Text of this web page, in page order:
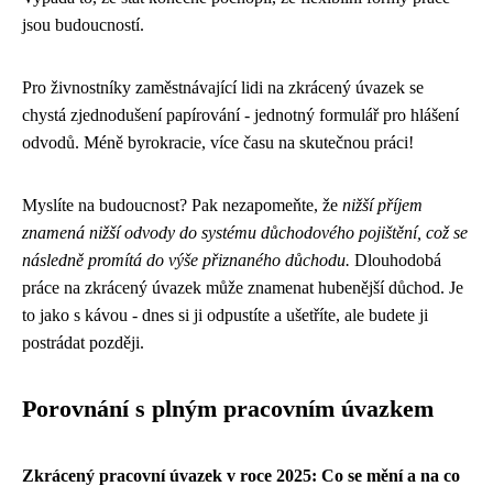
jsou budoucností.
Pro živnostníky zaměstnávající lidi na zkrácený úvazek se
chystá zjednodušení papírování - jednotný formulář pro hlášení
odvodů. Méně byrokracie, více času na skutečnou práci!
Myslíte na budoucnost? Pak nezapomeňte, že nižší příjem
znamená nižší odvody do systému důchodového pojištění, což se
následně promítá do výše přiznaného důchodu. Dlouhodobá
práce na zkrácený úvazek může znamenat hubenější důchod. Je
to jako s kávou - dnes si ji odpustíte a ušetříte, ale budete ji
postrádat později.
Porovnání s plným pracovním úvazkem
Zkrácený pracovní úvazek v roce 2025: Co se mění a na co